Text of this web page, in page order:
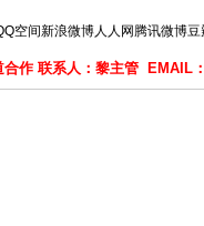
空间新浪微博人人网 腾讯微博豆
作 联系人：黎主管 EMAIL